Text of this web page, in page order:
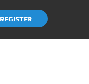
REGISTER